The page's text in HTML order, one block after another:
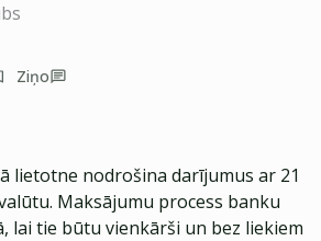
Ziņo
lietotne nodrošina darījumus ar 21
Maksājumu process banku
lai tie būtu vienkārši un bez liekiem